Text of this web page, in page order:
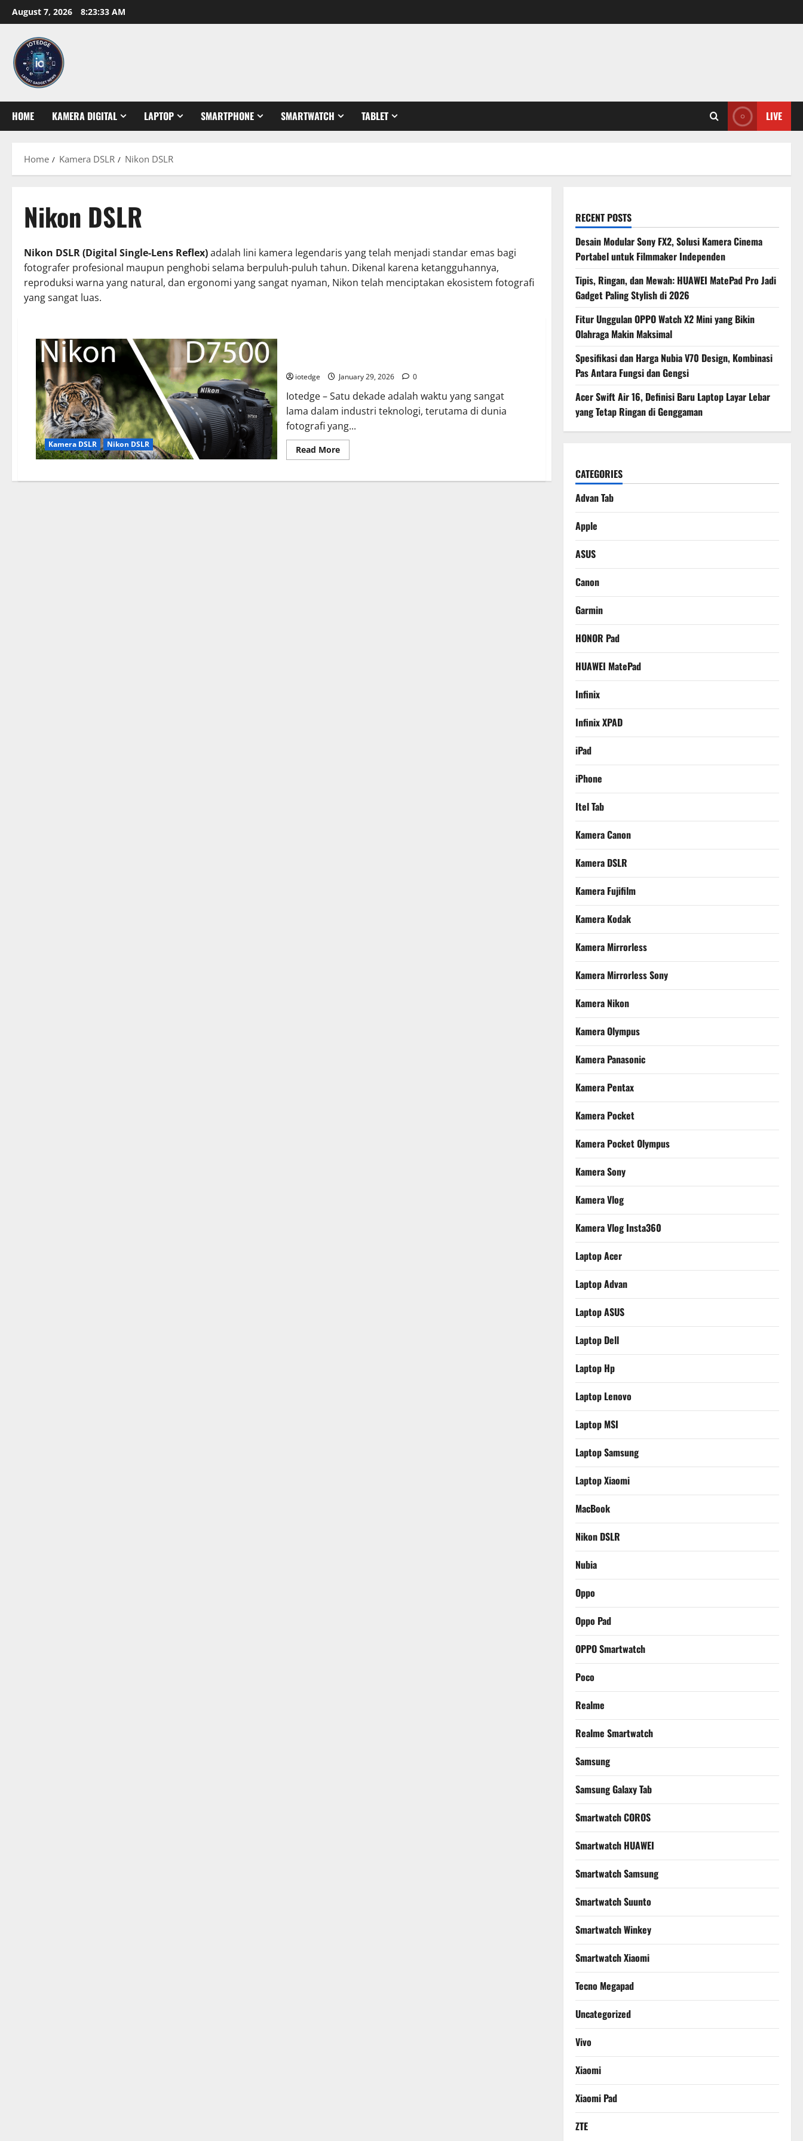
Skip
to
content
August 7, 2026 8:23:34 AM
HOME KAMERA DIGITAL LAPTOP SMARTPHONE SMARTWATCH TABLET LIVE
Home Kamera DSLR Nikon DSLR
Nikon DSLR
Nikon DSLR (Digital Single-Lens Reflex)adalah lini kamera legendaris yang telah menjadi standar emas bagi
fotografer profesional maupun penghobi selama berpuluh-puluh tahun. Dikenal karena ketangguhannya,
reproduksi warna yang natural, dan ergonomi yang sangat nyaman, Nikon telah menciptakan ekosistem fotografi
yang sangat luas.
Kamera DSLR Nikon DSLR
iotedge January 29, 2026 0
Iotedge – Satu dekade adalah waktu yang sangat
lama dalam industri teknologi, terutama di dunia
fotografi yang...
Read MoreRead
more
Nikon
RECENT POSTS
Desain Modular Sony FX2, Solusi Kamera Cinema
Portabel untuk Filmmaker Independen
Tipis, Ringan, dan Mewah: HUAWEI MatePad Pro Jadi
Gadget Paling Stylish di 2026
Fitur Unggulan OPPO Watch X2 Mini yang Bikin
Olahraga Makin Maksimal
Spesifikasi dan Harga Nubia V70 Design, Kombinasi
Pas Antara Fungsi dan Gengsi
Acer Swift Air 16, Definisi Baru Laptop Layar Lebar
yang Tetap Ringan di Genggaman
CATEGORIES
Advan Tab
Apple
ASUS
Canon
Garmin
HONOR Pad
HUAWEI MatePad
Infinix
Infinix XPAD
iPad
iPhone
Itel Tab
Kamera Canon
Kamera DSLR
Kamera Fujifilm
Kamera Kodak
Kamera Mirrorless
Kamera Mirrorless Sony
Kamera Nikon
Kamera Olympus
Kamera Panasonic
Kamera Pentax
Kamera Pocket
Kamera Pocket Olympus
Kamera Sony
Kamera Vlog
Kamera Vlog Insta360
Laptop Acer
Laptop Advan
Laptop ASUS
Laptop Dell
Laptop Hp
Laptop Lenovo
Laptop MSI
Laptop Samsung
Laptop Xiaomi
MacBook
Nikon DSLR
Nubia
Oppo
Oppo Pad
OPPO Smartwatch
Poco
Realme
Realme Smartwatch
Samsung
Samsung Galaxy Tab
Smartwatch COROS
Smartwatch HUAWEI
Smartwatch Samsung
Smartwatch Suunto
Smartwatch Winkey
Smartwatch Xiaomi
Tecno Megapad
Uncategorized
Vivo
Xiaomi
Xiaomi Pad
ZTE